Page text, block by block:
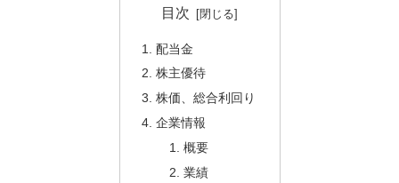
目次
配当金
株主優待
株価、総合利回り
企業情報
概要
業績